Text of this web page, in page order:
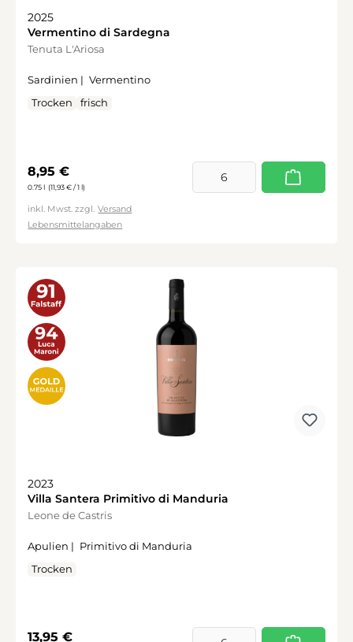
2025
Vermentino di Sardegna
Tenuta L'Ariosa
Sardinien | Vermentino
Trocken
frisch
Regulärer Preis:
8,95 €
0.75 l (11,93 € / 1 l)
inkl. Mwst. zzgl. Versand
Lebensmittelangaben
2023
Villa Santera Primitivo di Manduria
Leone de Castris
Apulien | Primitivo di Manduria
Trocken
Regulärer Preis:
13,95 €